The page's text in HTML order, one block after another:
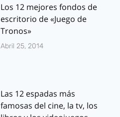
Los 12 mejores fondos de
escritorio de «Juego de
Tronos»
Abril 25, 2014
Las 12 espadas más
famosas del cine, la tv, los